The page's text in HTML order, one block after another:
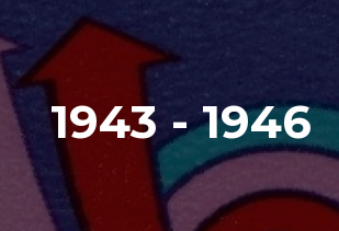
1943 - 1946